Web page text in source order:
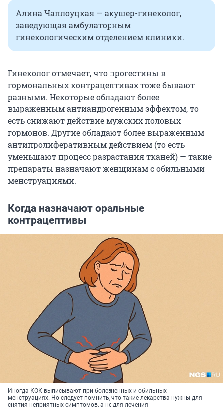
Алина Чаплоуцкая — акушер-гинеколог,
заведующая амбулаторным
гинекологическим отделением клиники.
Гинеколог отмечает, что прогестины в
гормональных контрацептивах тоже бывают
разными. Некоторые обладают более
выраженным антиандрогенным эффектом, то
есть снижают действие мужских половых
гормонов. Другие обладают более выраженным
антипролиферативным действием (то есть
уменьшают процесс разрастания тканей) — такие
препараты назначают женщинам с обильными
менструациями.
Когда назначают оральные
контрацептивы
Иногда КОК выписывают при болезненных и обильных
менструациях. Но следует помнить, что такие лекарства нужны для
снятия неприятных симптомов, а не для лечения